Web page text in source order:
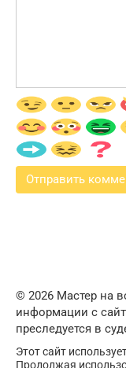
© 2026 Мастер на
информации с
преследуется в
Этот сайт
Продолжая